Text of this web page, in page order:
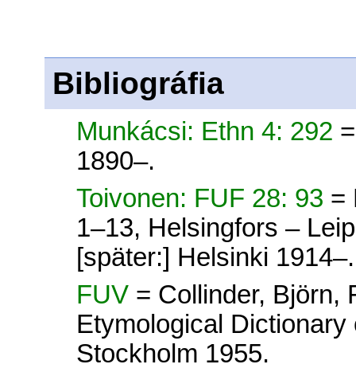
Bibliográfia
Munkácsi: Ethn 4: 292
1890–.
Toivonen: FUF 28: 93 =
1–13, Helsingfors –
[später:] Helsinki 1914–.
FUV = Collinder, Björn,
Etymological
Stockholm 1955.